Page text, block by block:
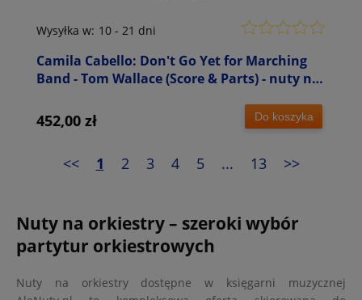
Camila Cabello: Don't Go Yet for Marching
Band - Tom Wallace (Score & Parts) - nuty na
Wysyłka w: 10 - 21 dni
452,00 zł Do koszyka
<< 1 2 3 4 5 ... 13 >>
Nuty na orkiestry – szeroki wybór
partytur orkiestrowych
Nuty na orkiestry dostępne w księgarni muzycznej